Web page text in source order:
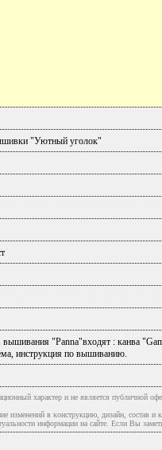
"Уютный уголок"
"Panna"входят : канва
инструкция по вышиванию.
характер и не является публичной
изменений в конструкцию, дизайн, состав и
информации на сайте. Если Вы